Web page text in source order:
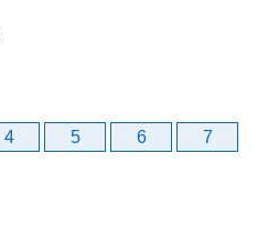
4 5 6 7